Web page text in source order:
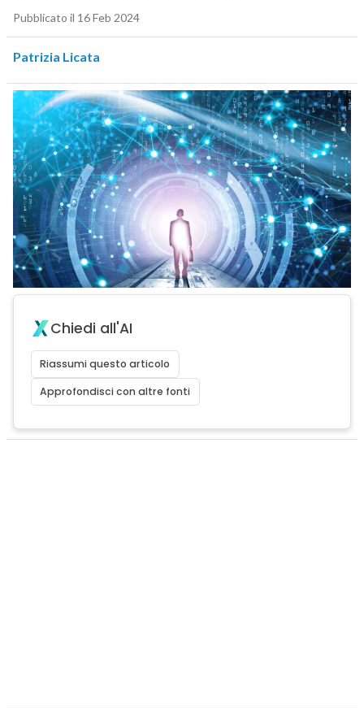
Pubblicato il 16 Feb 2024
Patrizia Licata
Chiedi all'AI
Riassumi questo articolo
Approfondisci con altre fonti